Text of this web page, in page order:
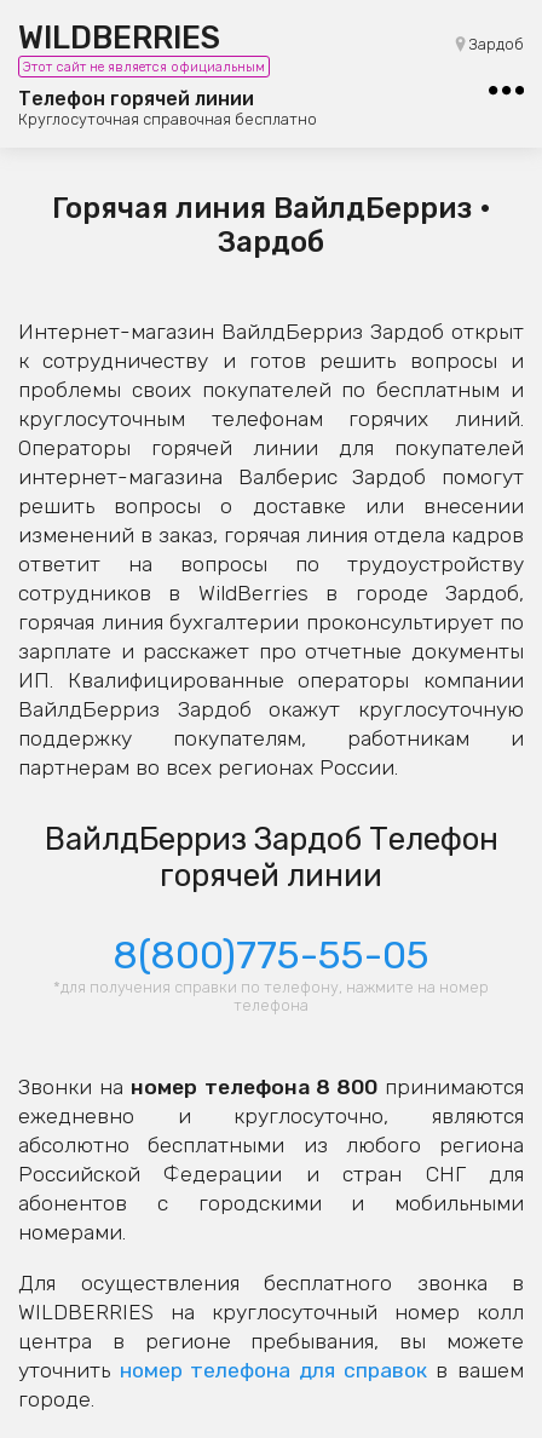
WILDBERRIES
Этот сайт не является официальным
Телефон горячей линии
Круглосуточная справочная бесплатно
Зардоб
8 (800) 101-42-23
Бесплатная юридическая консультация
Горячая линия ВайлдБерриз •
Зардоб
Интернет-магазин ВайлдБерриз Зардоб открыт
к сотрудничеству и готов решить вопросы и
проблемы своих покупателей по бесплатным и
круглосуточным телефонам горячих линий.
Операторы горячей линии для покупателей
интернет-магазина Валберис Зардоб помогут
решить вопросы о доставке или внесении
изменений в заказ, горячая линия отдела кадров
ответит на вопросы по трудоустройству
сотрудников в WildBerries в городе Зардоб,
горячая линия бухгалтерии проконсультирует по
зарплате и расскажет про отчетные документы
ИП. Квалифицированные операторы компании
ВайлдБерриз Зардоб окажут круглосуточную
поддержку покупателям, работникам и
партнерам во всех регионах России.
ВайлдБерриз Зардоб Телефон
горячей линии
8(800)775-55-05
*для получения справки по телефону, нажмите на номер
телефона
Звонки на номер телефона 8 800принимаются
ежедневно и круглосуточно, являются
абсолютно бесплатными из любого региона
Российской Федерации и стран СНГ для
абонентов с городскими и мобильными
номерами.
Для осуществления бесплатного звонка в
WILDBERRIES на круглосуточный номер колл
центра в регионе пребывания, вы можете
уточнить номер телефона для справокв вашем
городе.